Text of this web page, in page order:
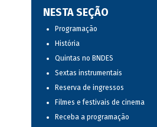
NESTA SEÇÃO
Programação
História
Quintas no BNDES
Sextas instrumentais
Reserva de ingressos
Filmes e festivais de cinema
Receba a programação